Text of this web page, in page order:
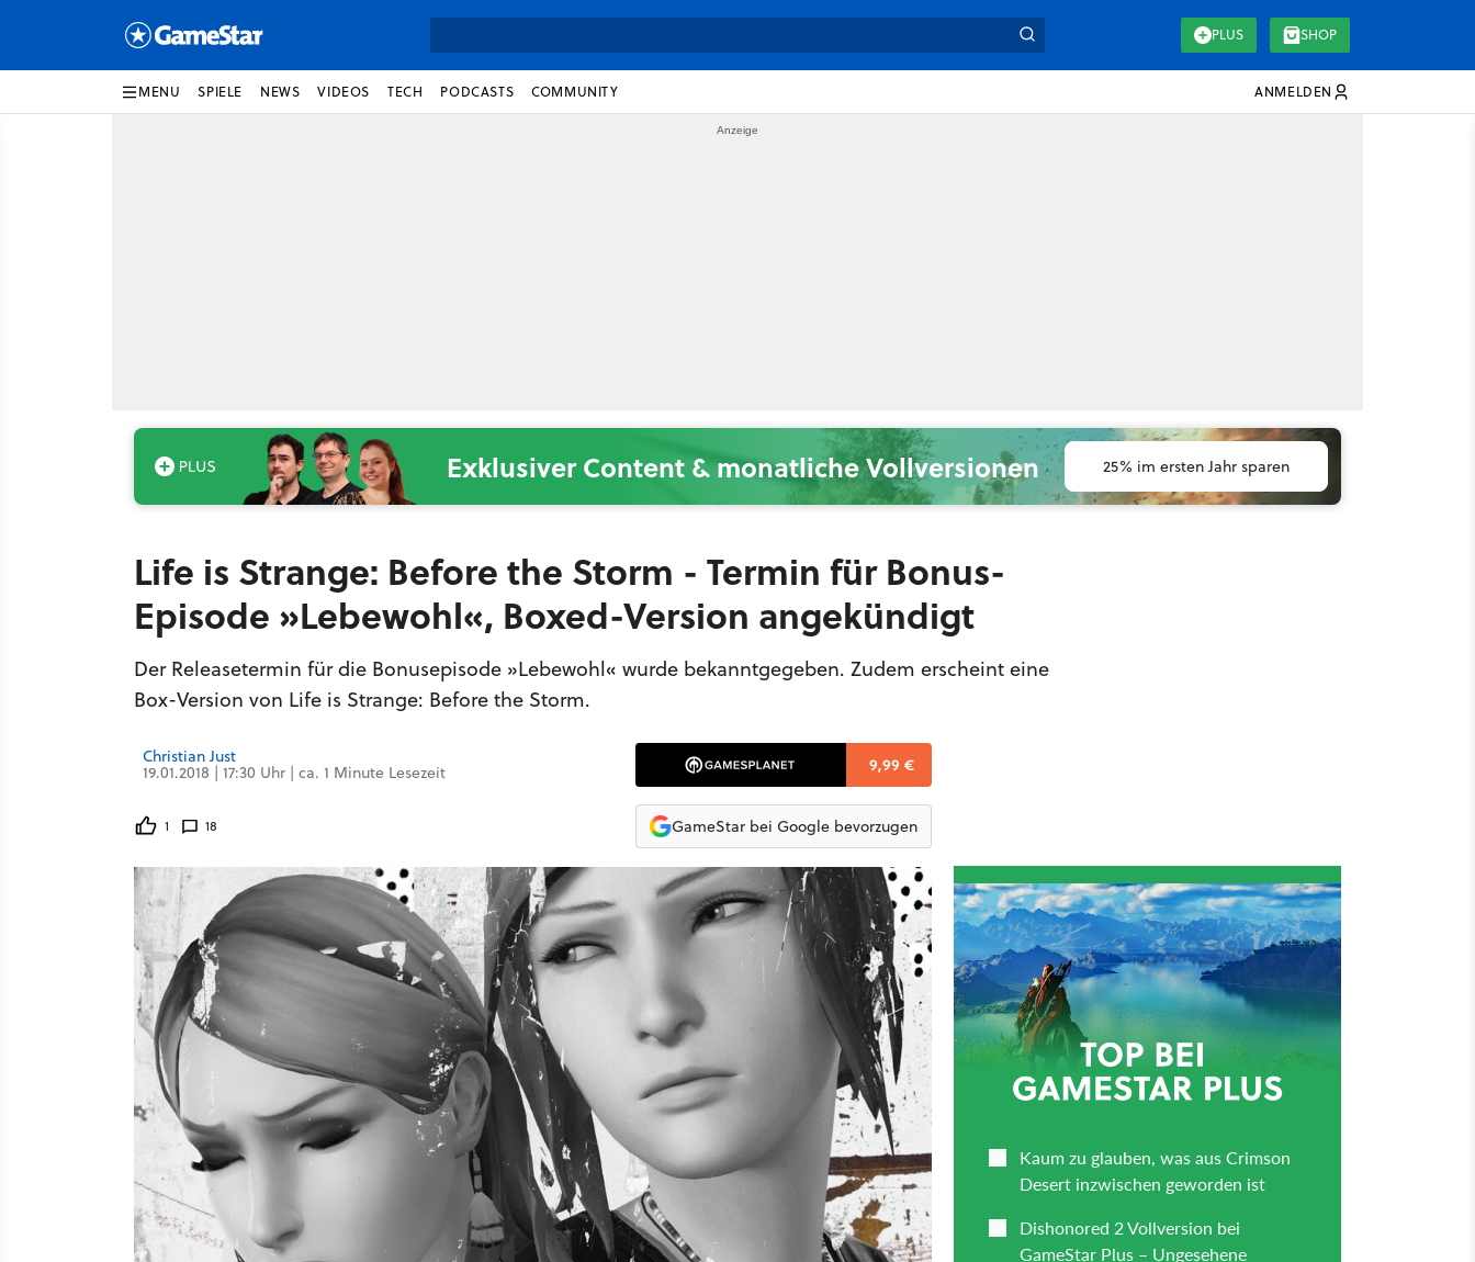
PLUS SHOP
MENU SPIELE NEWS VIDEOS TECH PODCASTS COMMUNITY ANMELDEN
Exklusiver Content & monatliche Vollversionen 25% im ersten Jahr sparen
Life is Strange: Before the Storm - Termin für Bonus-
Episode »Lebewohl«, Boxed-Version angekündigt
Der Releasetermin für die Bonusepisode »Lebewohl« wurde bekanntgegeben. Zudem erscheint eine
Box-Version von Life is Strange: Before the Storm.
Christian Just
19.01.2018 | 17:30 Uhr | ca. 1 Minute Lesezeit
1 18
9,99 €
GameStar bei Google bevorzugen